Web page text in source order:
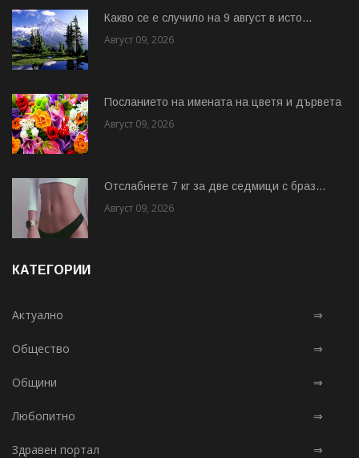
Какво се е случило на 9 август в исто...
Август 09, 2026
Посланието на имената на цветя и дървета
Август 09, 2026
Отслабнете 7 кг за две седмици с браз...
Август 09, 2026
КАТЕГОРИИ
Актуално ⇒
Общество ⇒
Общини ⇒
Любопитно ⇒
Здравен портал ⇒